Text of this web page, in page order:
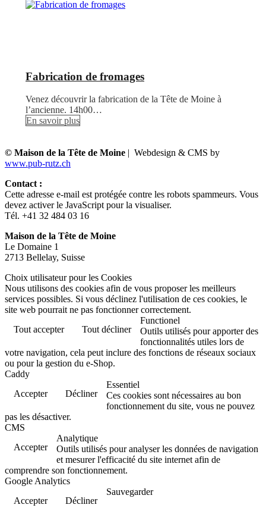
Fabrication de fromages
Venez découvrir la fabrication de la Tête de Moine à
l’ancienne. 14h00…
En savoir plus
© Maison de la Tête de Moine | Webdesign & CMS by
www.pub-rutz.ch
Contact :
Cette adresse e-mail est protégée contre les robots spammeurs. Vous
devez activer le JavaScript pour la visualiser.
Tél. +41 32 484 03 16
Maison de la Tête de Moine
Le Domaine 1
2713 Bellelay, Suisse
Choix utilisateur pour les Cookies
Nous utilisons des cookies afin de vous proposer les meilleurs
services possibles. Si vous déclinez l'utilisation de ces cookies, le
site web pourrait ne pas fonctionner correctement.
Tout accepter
Tout décliner
Functionel
Outils utilisés pour apporter des
fonctionnalités utiles lors de
votre navigation, cela peut inclure des fonctions de réseaux sociaux
ou pour la gestion du e-Shop.
Caddy
Accepter
Décliner
Essentiel
Ces cookies sont nécessaires au bon
fonctionnement du site, vous ne pouvez
pas les désactiver.
CMS
Accepter
Analytique
Outils utilisés pour analyser les données de navigation
et mesurer l'efficacité du site internet afin de
comprendre son fonctionnement.
Google Analytics
Accepter
Décliner
Sauvegarder